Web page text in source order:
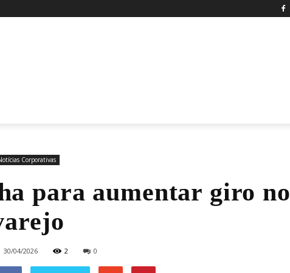
Corporativas
para aumentar giro no
30/04/2026 2 0